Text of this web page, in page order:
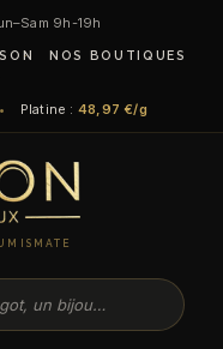
9h-19h
NOS BOUTIQUES
Platine : 48,97 €/g